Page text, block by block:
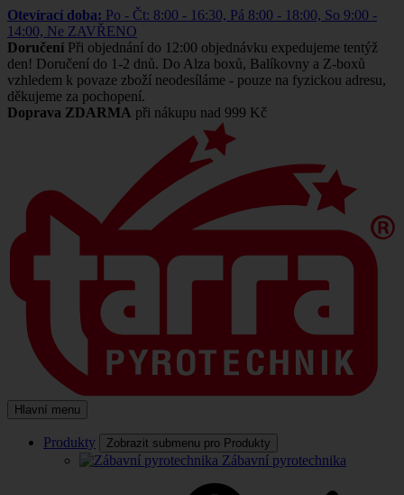
Otevírací doba: Po - Čt: 8:00 - 16:30, Pá 8:00 - 18:00, So 9:00 -
14:00, Ne ZAVŘENO
Doručení Při objednání do 12:00 objednávku expedujeme tentýž
den! Doručení do 1-2 dnů. Do Alza boxů, Balíkovny a Z-boxů
vzhledem k povaze zboží neodesíláme - pouze na fyzickou adresu,
děkujeme za pochopení.
Doprava ZDARMA při nákupu nad 999 Kč
Hlavní menu
Produkty Zobrazit submenu pro Produkty
Zábavní pyrotechnika